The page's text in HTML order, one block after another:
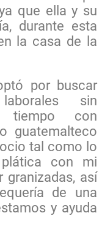
que ella y su
durante esta
la casa de la
por buscar
sin
tiempo con
guatemalteco
tal como lo
con mi
granizadas, así
de una
y ayuda